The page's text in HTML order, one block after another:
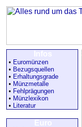
• Euromünzen
• Bezugsquellen
• Erhaltungsgrade
• Münzmetalle
• Fehlprägungen
• Münzlexikon
• Literatur